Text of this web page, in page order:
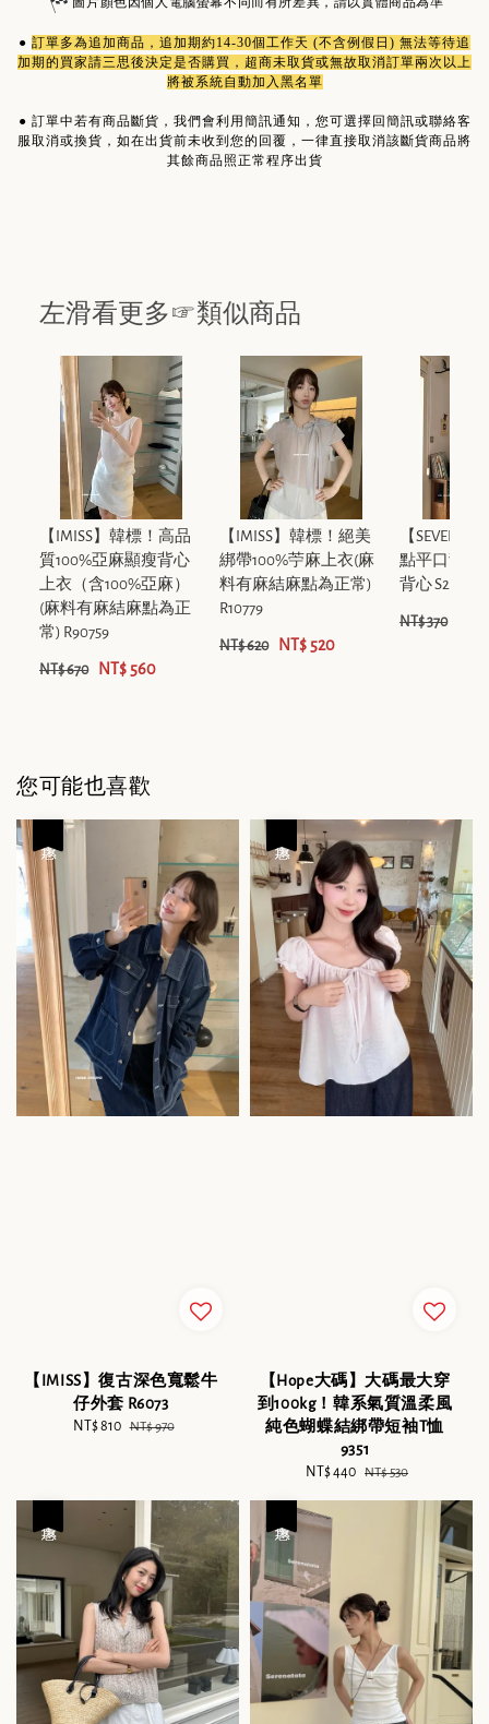
● 訂單多為追加商品 ，追加期約14-30個工作天 (不含例假日) 無法等待追
加期的買家請三思後決定是否購買，超商未取貨或無故取消訂單兩次以上
將被系統自動加入黑名單
● 訂單中若有商品斷貨，我們會利用簡訊通知，您可選擇回簡訊或聯絡客
服取消或換貨，如在出貨前未收到您的回覆，一律直接取消該斷貨商品將
其餘商品照正常程序出貨
左滑看更多☞類似商品
【IMISS】韓標！高品
質100%亞麻顯瘦背心
上衣（含100%亞麻）
(麻料有麻結麻點為正
常) R90759
NT$ 670 NT$ 560
【IMISS】韓標！絕美
綁帶100%苧麻上衣(麻
料有麻結麻點為正常)
R10779
NT$ 620 NT$ 520
【SEVEN7
點平口背心
背心 S210
NT$ 370
您可能也喜歡
【IMISS】復古深色寬鬆牛
仔外套 R6073
Sale
NT$ 810 Regular
NT$ 970
【Hope大碼】大碼最大穿
到100kg！韓系氣質溫柔風
純色蝴蝶結綁帶短袖T恤
9351
Sale
NT$ 440 Regular
NT$ 530